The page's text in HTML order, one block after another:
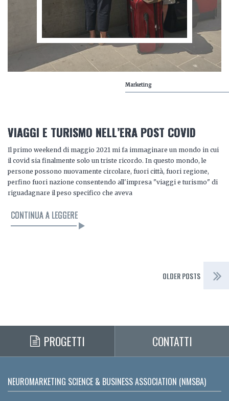
Marketing
VIAGGI E TURISMO NELL’ERA POST COVID
Il primo weekend di maggio 2021 mi fa immaginare un mondo in cui
il covid sia finalmente solo un triste ricordo. In questo mondo, le
persone possono nuovamente circolare, fuori città, fuori regione,
perfino fuori nazione consentendo all'impresa "viaggi e turismo" di
riguadagnare il peso specifico che aveva
CONTINUA A LEGGERE
OLDER POSTS
PROGETTI CONTATTI
NEUROMARKETING SCIENCE & BUSINESS ASSOCIATION (NMSBA)